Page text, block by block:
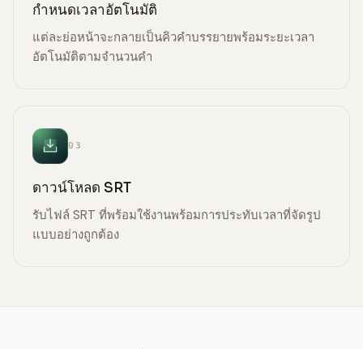
กำหนดเวลาอัตโนมัติ
แต่ละย่อหน้าจะกลายเป็นคิวคำบรรยายพร้อมระยะเวลา
อัตโนมัติตามจำนวนคำ
03
ดาวน์โหลด SRT
รับไฟล์ SRT ที่พร้อมใช้งานพร้อมการประทับเวลาที่จัดรูป
แบบอย่างถูกต้อง